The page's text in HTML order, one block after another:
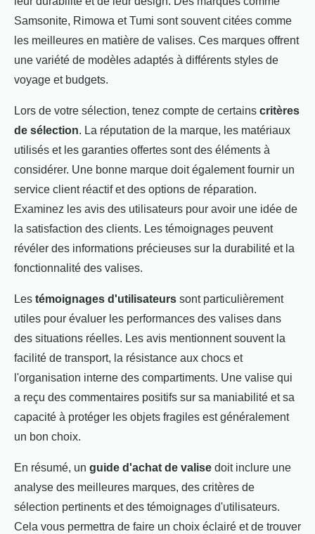
Samsonite, Rimowa et Tumi sont souvent citées comme
les meilleures en matière de valises. Ces marques offrent
une variété de modèles adaptés à différents styles de
voyage et budgets.
Lors de votre sélection, tenez compte de certains critères
de sélection. La réputation de la marque, les matériaux
utilisés et les garanties offertes sont des éléments à
considérer. Une bonne marque doit également fournir un
service client réactif et des options de réparation.
Examinez les avis des utilisateurs pour avoir une idée de
la satisfaction des clients. Les témoignages peuvent
révéler des informations précieuses sur la durabilité et la
fonctionnalité des valises.
Les témoignages d'utilisateurs sont particulièrement
utiles pour évaluer les performances des valises dans
des situations réelles. Les avis mentionnent souvent la
facilité de transport, la résistance aux chocs et
l'organisation interne des compartiments. Une valise qui
a reçu des commentaires positifs sur sa maniabilité et sa
capacité à protéger les objets fragiles est généralement
un bon choix.
En résumé, un guide d'achat de valise doit inclure une
analyse des meilleures marques, des critères de
sélection pertinents et des témoignages d'utilisateurs.
Cela vous permettra de faire un choix éclairé et de trouver